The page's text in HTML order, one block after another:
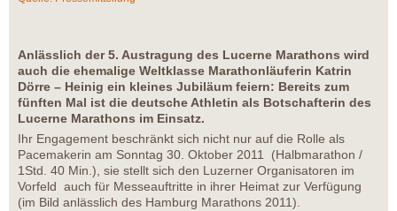
Anlässlich der 5. Austragung des Lucerne Marathons wird
auch die ehemalige Weltklasse Marathonläuferin Katrin
Dörre – Heinig ein kleines Jubiläum feiern: Bereits zum
fünften Mal ist die deutsche Athletin als Botschafterin des
Lucerne Marathons im Einsatz.
Ihr Engagement beschränkt sich nicht nur auf die Rolle als
Pacemakerin am Sonntag 30. Oktober 2011 (Halbmarathon /
1Std. 40 Min.), sie stellt sich den Luzerner Organisatoren im
Vorfeld auch für Messeauftritte in ihrer Heimat zur Verfügung
(im Bild anlässlich des Hamburg Marathons 2011).